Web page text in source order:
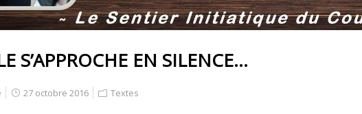
S’APPROCHE EN SILENCE…
27 octobre 2016 Textes